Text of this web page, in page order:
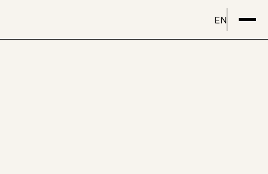
EN